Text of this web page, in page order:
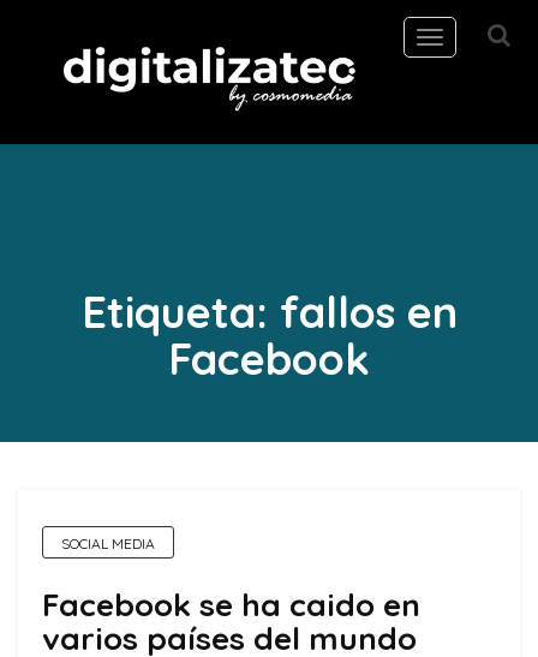
Toggle
navigation
Etiqueta: fallos en
Facebook
SOCIAL MEDIA
Facebook se ha caido en
varios países del mundo